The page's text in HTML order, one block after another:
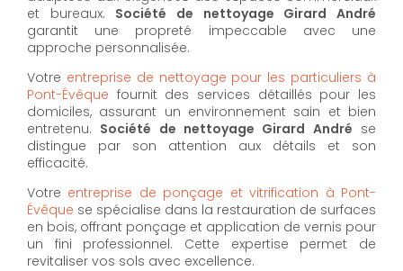
et bureaux. Société de nettoyage Girard André
garantit une propreté impeccable avec une
approche personnalisée.
Votre entreprise de nettoyage pour les particuliers à
Pont-Évêque fournit des services détaillés pour les
domiciles, assurant un environnement sain et bien
entretenu. Société de nettoyage Girard André se
distingue par son attention aux détails et son
efficacité.
Votre entreprise de ponçage et vitrification à Pont-
Évêque se spécialise dans la restauration de surfaces
en bois, offrant ponçage et application de vernis pour
un fini professionnel. Cette expertise permet de
revitaliser vos sols avec excellence.